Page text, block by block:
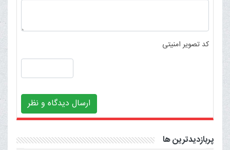
کد تصویر امنیتی
ارسال دیدگاه و نظر
پربازدیدترین ها